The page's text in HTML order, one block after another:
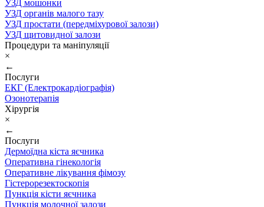
УЗД мошонки
УЗД органів малого тазу
УЗД простати (передміхурової залози)
УЗД щитовидної залози
Процедури та маніпуляції
×
←
Послуги
ЕКГ (Електрокардіографія)
Озонотерапія
Хірургія
×
←
Послуги
Дермоїдна кіста яєчника
Оперативна гінекологія
Оперативне лікування фімозу
Гістерорезектоскопія
Пункція кісти яєчника
Пункція молочної залози